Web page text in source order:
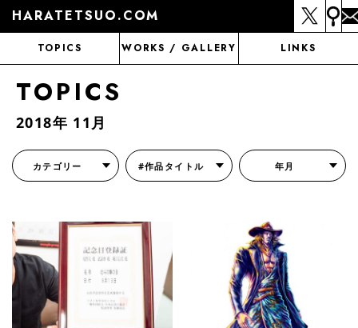
HARATETSUO.COM
TOPICS WORKS / GALLERY LINKS
TOPICS
2018年 11月
カテゴリー #作品タイトル 年月